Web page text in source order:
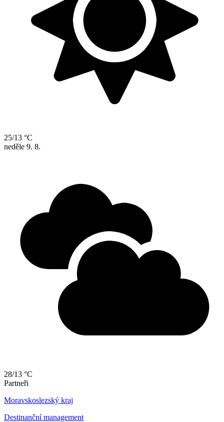
25/13 °C
neděle 9. 8.
28/13 °C
Partneři
Moravskoslezský kraj
Destinanční management